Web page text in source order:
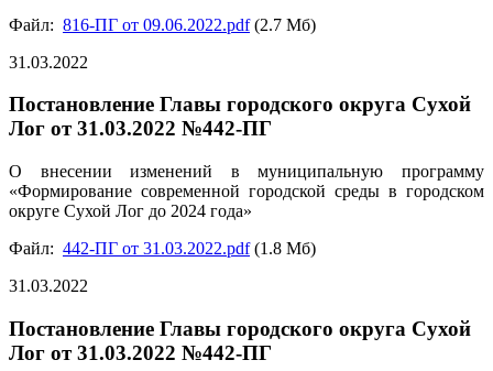
Файл: 816-ПГ от 09.06.2022.pdf(2.7 Мб)
31.03.2022
Постановление Главы городского округа Сухой
Лог от 31.03.2022 №442-ПГ
О внесении изменений в муниципальную программу
«Формирование современной городской среды в городском
округе Сухой Лог до 2024 года»
Файл: 442-ПГ от 31.03.2022.pdf(1.8 Мб)
31.03.2022
Постановление Главы городского округа Сухой
Лог от 31.03.2022 №442-ПГ